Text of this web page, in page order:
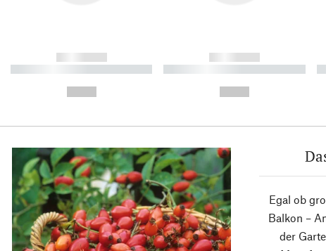
------------
----------- ----------- ----------
------------
----------- ----------- ----------
Egal ob
Balkon –
der